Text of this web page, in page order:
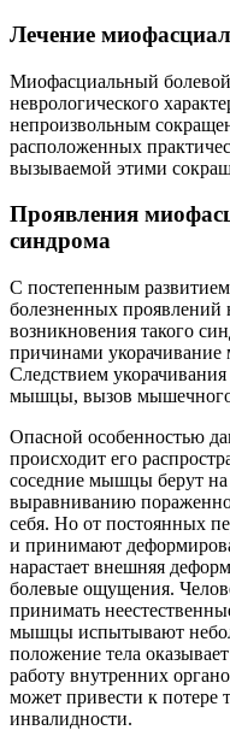
Лечение
Миофасциальный
неврологического
непроизвольным
расположенных
вызываемой этими
Проявления
синдрома
С постепенным
болезненных проявлений
возникновения такого
причинами
Следствием
мышцы, вызов мышечного
Опасной особенностью
происходит его
соседние мышцы берут
выравниванию
себя. Но от постоянных
и принимают
нарастает внешняя
болевые ощущения.
принимать
мышцы испытывают
положение тела
работу внутренних
может привести к потере
инвалидности.